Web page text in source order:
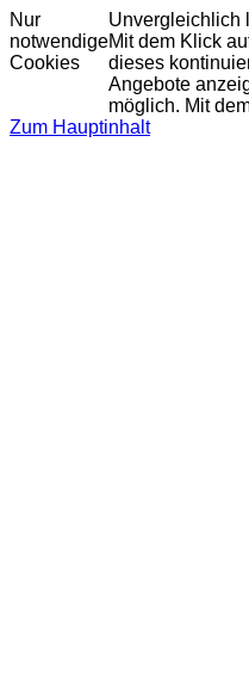
Nur
notwendige
Cookies
Unvergleichlich
Mit dem Klick
dieses
Angebote
möglich. Mit
Zum Hauptinhalt